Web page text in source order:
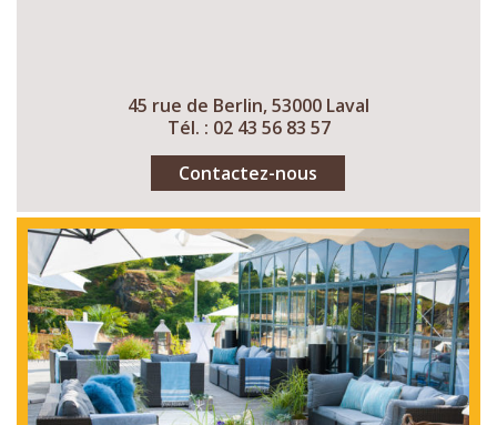
45 rue de Berlin, 53000 Laval
Tél. : 02 43 56 83 57
Contactez-nous